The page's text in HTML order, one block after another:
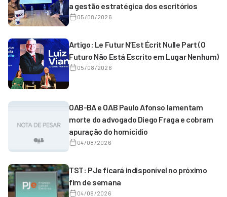
a gestão estratégica dos escritórios
05/08/2026
Artigo: Le Futur N’Est Écrit Nulle Part (O
Futuro Não Está Escrito em Lugar Nenhum)
05/08/2026
OAB-BA e OAB Paulo Afonso lamentam
morte do advogado Diego Fraga e cobram
apuração do homicídio
04/08/2026
TST: PJe ficará indisponível no próximo
fim de semana
04/08/2026